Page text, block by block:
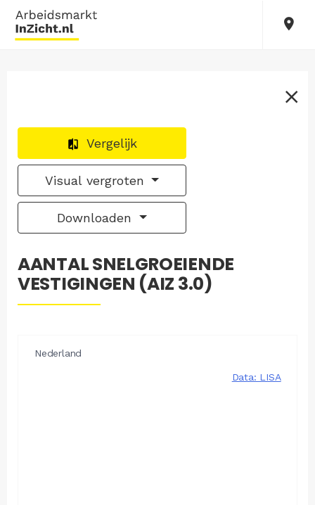
Vergelijk
Visual vergroten
Downloaden
AANTAL SNELGROEIENDE
VESTIGINGEN (AIZ 3.0)